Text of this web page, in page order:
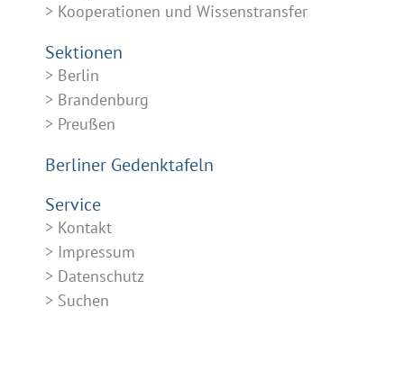
Kooperationen und Wissenstransfer
Sektionen
Berlin
Brandenburg
Preußen
Berliner Gedenktafeln
Service
Kontakt
Impressum
Datenschutz
Suchen